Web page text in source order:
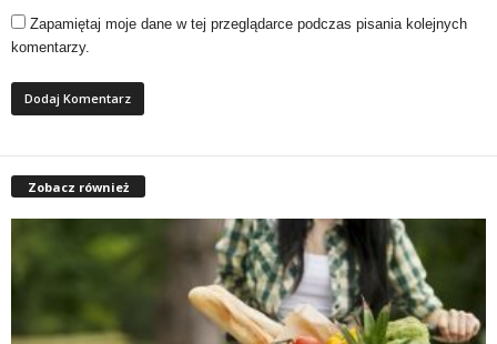
Zapamiętaj moje dane w tej przeglądarce podczas pisania kolejnych
komentarzy.
Zobacz również